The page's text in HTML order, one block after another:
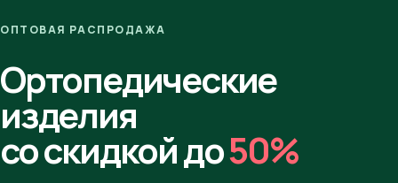
ОПТОВАЯ РАСПРОДАЖА
Ортопедические
изделия
со скидкой до50%